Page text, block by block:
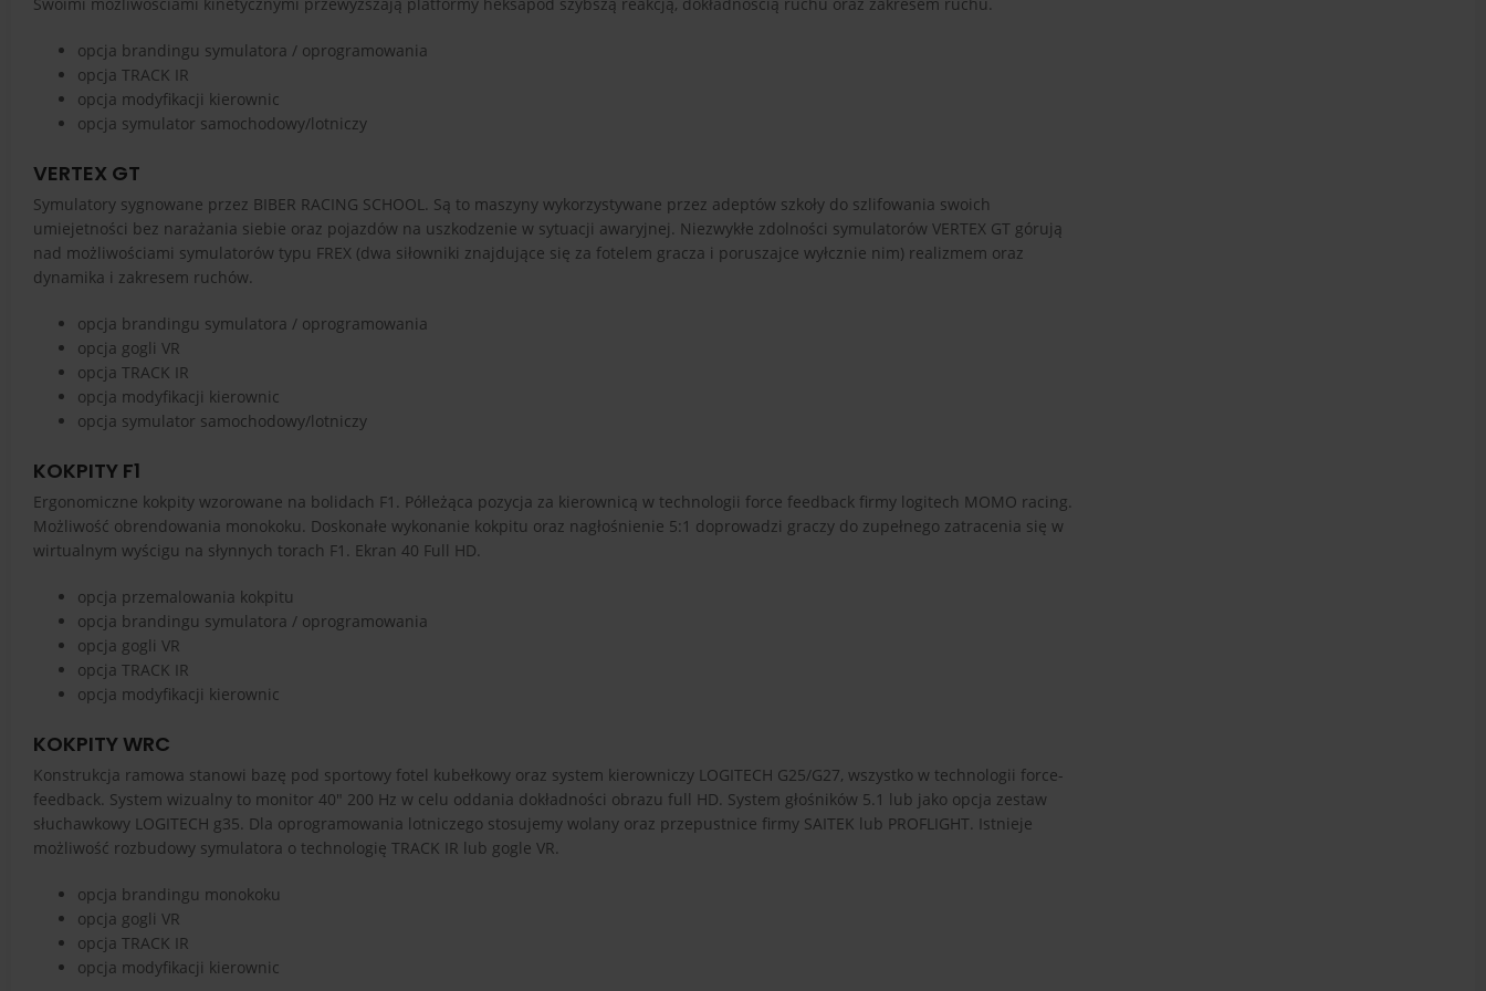
opcja brandingu symulatora / oprogramowania
opcja TRACK IR
opcja modyfikacji kierownic
opcja symulator samochodowy/lotniczy
VERTEX GT
Symulatory sygnowane przez BIBER RACING SCHOOL. Są to maszyny wykorzystywane przez adeptów szkoły do szlifowania swoich
umiejetności bez narażania siebie oraz pojazdów na uszkodzenie w sytuacji awaryjnej. Niezwykłe zdolności symulatorów VERTEX GT górują
nad możliwościami symulatorów typu FREX (dwa siłowniki znajdujące się za fotelem gracza i poruszajce wyłcznie nim) realizmem oraz
dynamika i zakresem ruchów.
opcja brandingu symulatora / oprogramowania
opcja gogli VR
opcja TRACK IR
opcja modyfikacji kierownic
opcja symulator samochodowy/lotniczy
KOKPITY F1
Ergonomiczne kokpity wzorowane na bolidach F1. Półleżąca pozycja za kierownicą w technologii force feedback firmy logitech MOMO racing.
Możliwość obrendowania monokoku. Doskonałe wykonanie kokpitu oraz nagłośnienie 5:1 doprowadzi graczy do zupełnego zatracenia się w
wirtualnym wyścigu na słynnych torach F1. Ekran 40 Full HD.
opcja przemalowania kokpitu
opcja brandingu symulatora / oprogramowania
opcja gogli VR
opcja TRACK IR
opcja modyfikacji kierownic
KOKPITY WRC
Konstrukcja ramowa stanowi bazę pod sportowy fotel kubełkowy oraz system kierowniczy LOGITECH G25/G27, wszystko w technologii force-
feedback. System wizualny to monitor 40" 200 Hz w celu oddania dokładności obrazu full HD. System głośników 5.1 lub jako opcja zestaw
słuchawkowy LOGITECH g35. Dla oprogramowania lotniczego stosujemy wolany oraz przepustnice firmy SAITEK lub PROFLIGHT. Istnieje
możliwość rozbudowy symulatora o technologię TRACK IR lub gogle VR.
opcja brandingu monokoku
opcja gogli VR
opcja TRACK IR
opcja modyfikacji kierownic